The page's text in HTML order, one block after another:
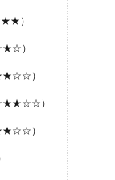
）
）
）
★★★☆☆）
）